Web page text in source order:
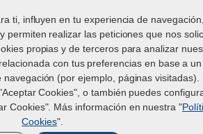
Close-up of a brown and white tabby
ti, influyen en tu experiencia de
permiten realizar las peticiones que nos
propias y de terceros para analizar
con tus preferencias en base a
(por ejemplo, páginas visitadas).
Cookies", o también puedes
Cookies". Más información en nuestra "
Cookies".